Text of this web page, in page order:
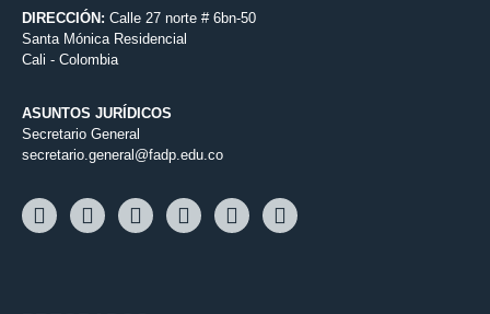
DIRECCIÓN: Calle 27 norte # 6bn-50
Santa Mónica Residencial
Cali - Colombia
ASUNTOS JURÍDICOS
Secretario General
secretario.general@fadp.edu.co